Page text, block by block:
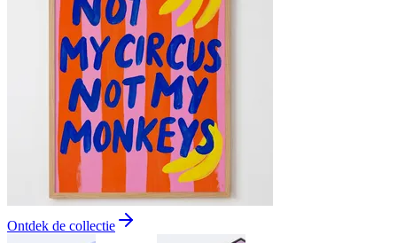
Ontdek de collectie